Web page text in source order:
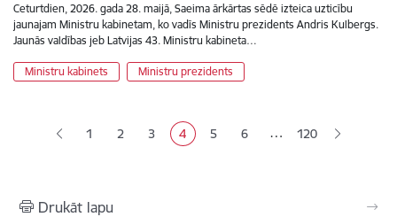
Ceturtdien, 2026. gada 28. maijā, Saeima ārkārtas sēdē izteica uzticību
jaunajam Ministru kabinetam, ko vadīs Ministru prezidents Andris Kulbergs.
Jaunās valdības jeb Latvijas 43. Ministru kabineta…
Ministru kabinets Ministru prezidents
Lapa
1 Lapa
2 Lapa
3 Pašreizējā lapa
4 Lapa
5 Lapa
6 … 120
Drukāt lapu